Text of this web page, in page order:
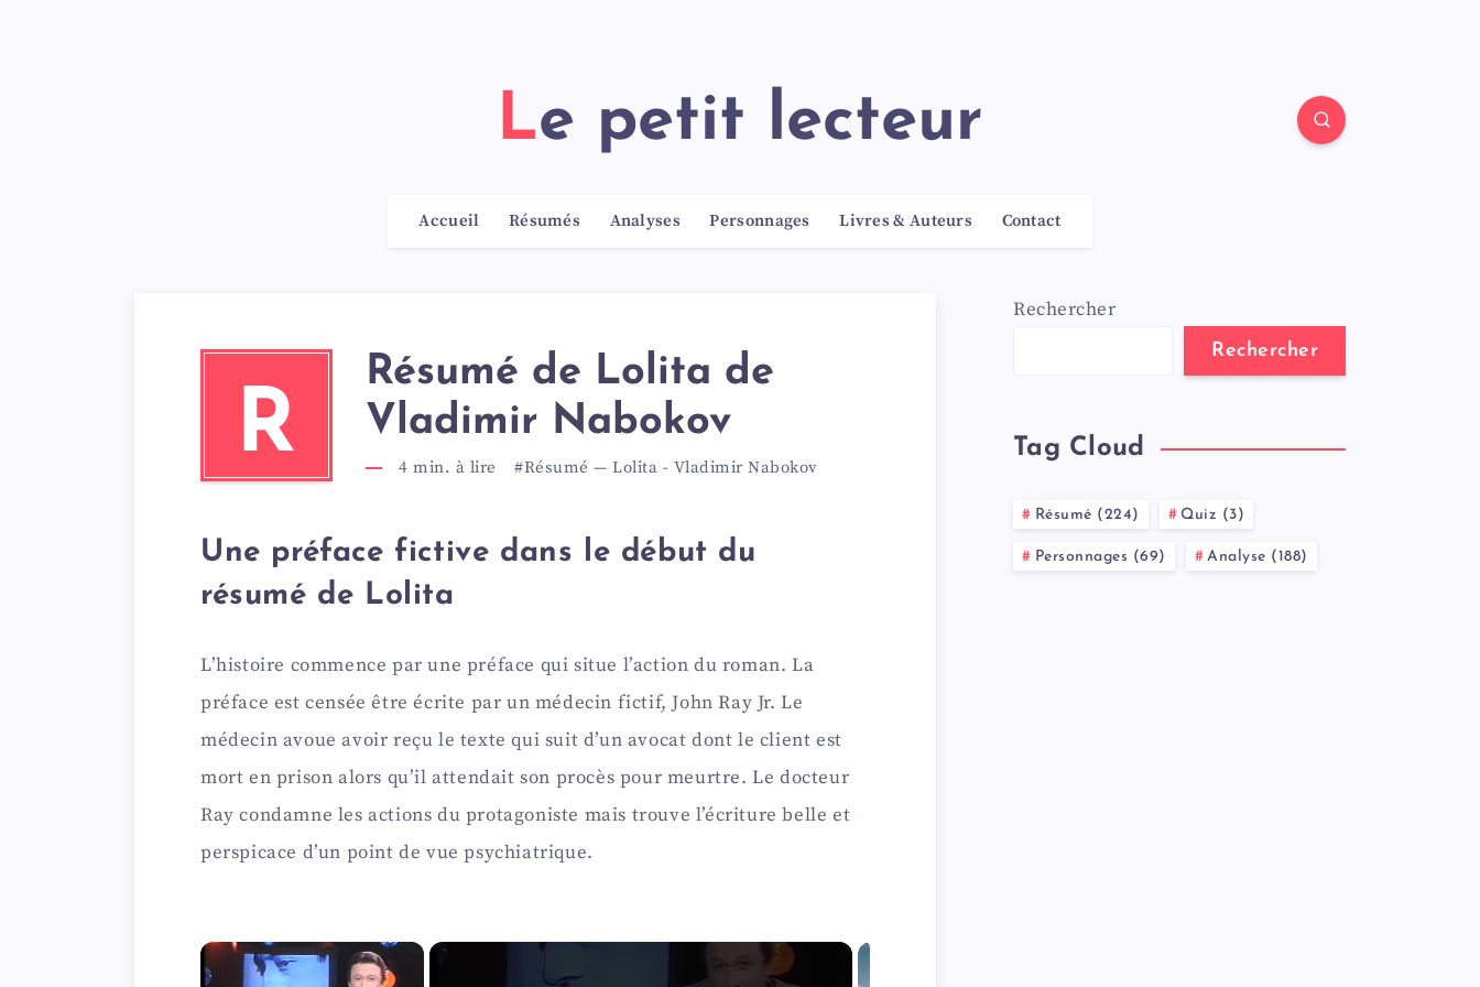
Le petit lecteur
Accueil Résumés Analyses Personnages Livres & Auteurs Contact
R
Résumé de Lolita de
Vladimir Nabokov
4 min. à lire #Résumé — Lolita - Vladimir Nabokov
Une préface fictive dans le début du
résumé de Lolita
L’histoire commence par une préface qui situe l’action du roman. La
préface est censée être écrite par un médecin fictif, John Ray Jr. Le
médecin avoue avoir reçu le texte qui suit d’un avocat dont le client est
mort en prison alors qu’il attendait son procès pour meurtre. Le docteur
Ray condamne les actions du protagoniste mais trouve l’écriture belle et
perspicace d’un point de vue psychiatrique.
×
Rechercher
Rechercher
Tag Cloud
Résumé (224) Quiz (3)
Personnages (69) Analyse (188)